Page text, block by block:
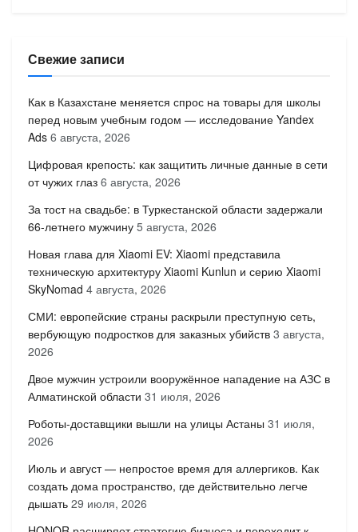
Свежие записи
Как в Казахстане меняется спрос на товары для школы
перед новым учебным годом — исследование Yandex
Ads 6 августа, 2026
Цифровая крепость: как защитить личные данные в сети
от чужих глаз 6 августа, 2026
За тост на свадьбе: в Туркестанской области задержали
66-летнего мужчину 5 августа, 2026
Новая глава для Xiaomi EV: Xiaomi представила
техническую архитектуру Xiaomi Kunlun и серию Xiaomi
SkyNomad 4 августа, 2026
СМИ: европейские страны раскрыли преступную сеть,
вербующую подростков для заказных убийств 3 августа,
2026
Двое мужчин устроили вооружённое нападение на АЗС в
Алматинской области 31 июля, 2026
Роботы-доставщики вышли на улицы Астаны 31 июля,
2026
Июль и август — непростое время для аллергиков. Как
создать дома пространство, где действительно легче
дышать 29 июля, 2026